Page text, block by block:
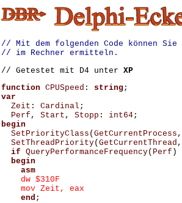
// Mit dem folgenden Code können
// im Rechner ermitteln.
// Getestet mit D4 unter XP
function CPUSpeed : string ;
var
Zeit : Cardinal ;
Perf , Start , Stopp : int64;
begin
SetPriorityClass ( GetCurrentProcess ,
SetThreadPriority( GetCurrentThread ,
if QueryPerformanceFrequency( Perf )
begin
asm
    dw $310F
    mov Zeit, eax
end ;